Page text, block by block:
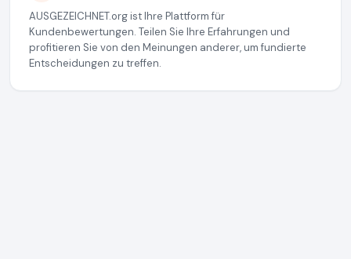
AUSGEZEICHNET.org ist Ihre Plattform für
Kundenbewertungen. Teilen Sie Ihre Erfahrungen und
profitieren Sie von den Meinungen anderer, um fundierte
Entscheidungen zu treffen.